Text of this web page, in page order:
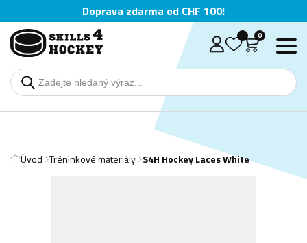
Doprava zdarma od CHF 100!
0
Úvod Tréninkové materiály S4H Hockey Laces White